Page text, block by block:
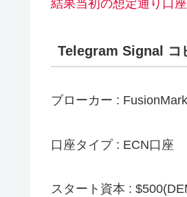
結果当初の想定通り口座
Telegram Signal コ
ブローカー :
口座タイプ : ECN口座
スタート資本 :